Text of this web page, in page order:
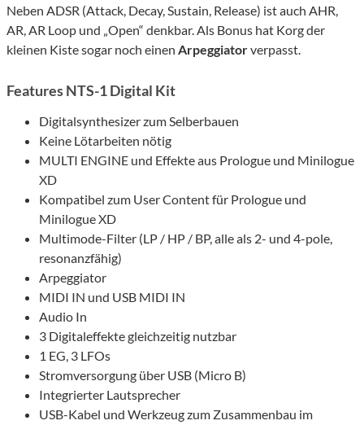
Neben ADSR (Attack, Decay, Sustain, Release) ist auch AHR,
AR, AR Loop und „Open“ denkbar. Als Bonus hat Korg der
kleinen Kiste sogar noch einen Arpeggiatorverpasst.
Features NTS-1 Digital Kit
Digitalsynthesizer zum Selberbauen
Keine Lötarbeiten nötig
MULTI ENGINE und Effekte aus Prologue und Minilogue
XD
Kompatibel zum User Content für Prologue und
Minilogue XD
Multimode-Filter (LP / HP / BP, alle als 2- und 4-pole,
resonanzfähig)
Arpeggiator
MIDI IN und USB MIDI IN
Audio In
3 Digitaleffekte gleichzeitig nutzbar
1 EG, 3 LFOs
Stromversorgung über USB (Micro B)
Integrierter Lautsprecher
USB-Kabel und Werkzeug zum Zusammenbau im